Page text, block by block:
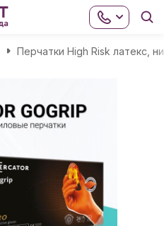
Перчатки High Risk латекс,